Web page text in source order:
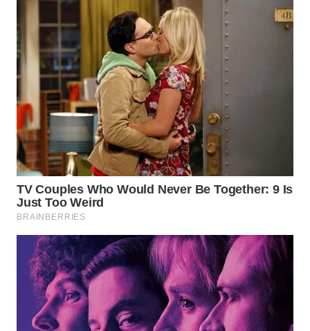
SIMALUNGUN
WN
LABUHANBATU
WN
TAPANULI
TENGAH
WN DELI
SERDANG
WN
TINGGI
WN
PAKPAK
WN